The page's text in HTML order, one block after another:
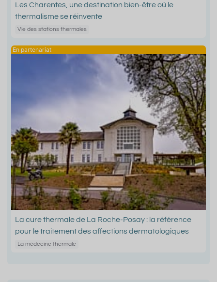
Les Charentes, une destination bien-être où le
thermalisme se réinvente
Vie des stations thermales
La cure thermale de La Roche-Posay : la référence
pour le traitement des affections dermatologiques
La médecine thermale